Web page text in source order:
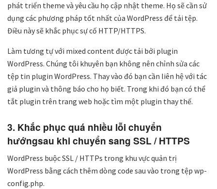
phát triển theme và yêu cầu họ cập nhật theme. Họ sẽ cần sử
dụng các phương pháp tốt nhất của WordPress để tải tệp.
Điều này sẽ khắc phục sự cố HTTP/HTTPS.
Làm tương tự với mixed content được tải bởi plugin
WordPress. Chúng tôi khuyên bạn không nên chỉnh sửa các
tệp tin plugin WordPress. Thay vào đó bạn cần liên hệ với tác
giả plugin và thông báo cho họ biết. Trong khi đó bạn có thể
tắt plugin trên trang web hoặc tìm một plugin thay thế.
3. Khắc phục quá nhiều lỗi chuyển
hướngsau khi chuyển sang SSL / HTTPS
WordPress buộc SSL / HTTPs trong khu vực quản trị
WordPress bằng cách thêm dòng code sau vào trong tệp wp-
config.php.